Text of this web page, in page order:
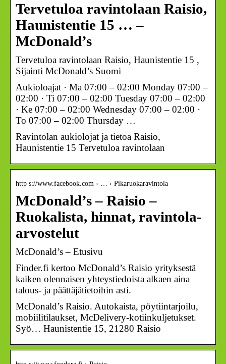
Tervetuloa ravintolaan Raisio,
Haunistentie 15 … –
McDonald’s
Tervetuloa ravintolaan Raisio, Haunistentie 15 ,
Sijainti McDonald’s Suomi
Aukioloajat · Ma 07:00 – 02:00 Monday 07:00 –
02:00 · Ti 07:00 – 02:00 Tuesday 07:00 – 02:00
· Ke 07:00 – 02:00 Wednesday 07:00 – 02:00 ·
To 07:00 – 02:00 Thursday …
Ravintolan aukiolojat ja tietoa Raisio,
Haunistentie 15 Tervetuloa ravintolaan
http s://www.facebook.com › … › Pikaruokaravintola
McDonald’s – Raisio –
Ruokalista, hinnat, ravintola-
arvostelut
McDonald’s – Etusivu
Finder.fi kertoo McDonald’s Raisio yrityksestä
kaiken olennaisen yhteystiedoista alkaen aina
talous- ja päättäjätietoihin asti.
McDonald’s Raisio. Autokaista, pöytiintarjoilu,
mobiilitilaukset, McDelivery-kotiinkuljetukset.
Syö… Haunistentie 15, 21280 Raisio